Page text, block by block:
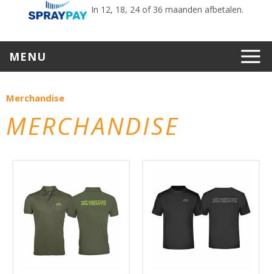
In 12, 18, 24 of 36 maanden afbetalen.
MENU
Merchandise
MERCHANDISE